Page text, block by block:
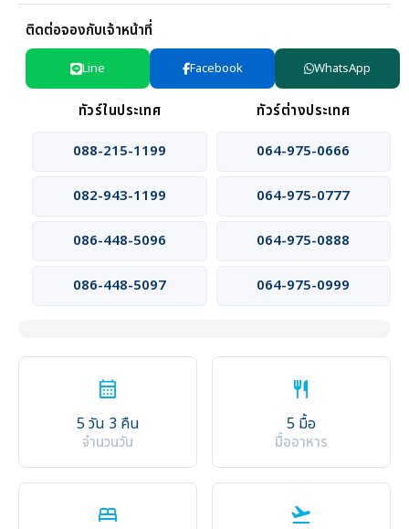
ติดต่อจองกับเจ้าหน้าที่
Line Facebook WhatsApp
ทัวร์ในประเทศ
ทัวร์ต่างประเทศ
088-215-1199
064-975-0666
082-943-1199 064-975-0777
086-448-5096 064-975-0888
086-448-5097 064-975-0999
calendar_month
5 วัน 3 คืน
จำนวนวัน
restaurant
5 มื้อ
มื้ออาหาร
bed flight_takeoff